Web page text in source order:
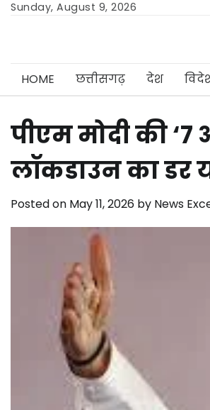
SkipSunday, August 9, 2026
HOME छत्तीसगढ़ देश
पीएम मोदी की ‘7
लॉकडाउन का डर
Posted on May 11, 2026 by News